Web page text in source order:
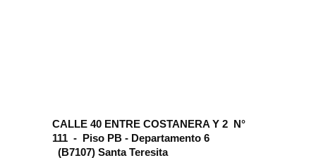
CALLE 40 ENTRE COSTANERA Y 2 N°
111 - Piso PB - Departamento 6
(B7107) Santa Teresita